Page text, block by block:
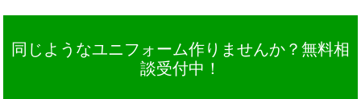
同じようなユニフォーム作りませんか？無料相
談受付中！